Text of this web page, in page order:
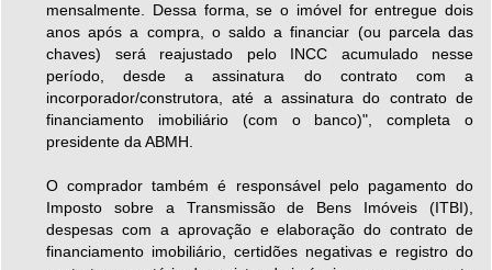
mensalmente. Dessa forma, se o imóvel for entregue dois
anos após a compra, o saldo a financiar (ou parcela das
chaves) será reajustado pelo INCC acumulado nesse
período, desde a assinatura do contrato com a
incorporador/construtora, até a assinatura do contrato de
financiamento imobiliário (com o banco)", completa o
presidente da ABMH.
O comprador também é responsável pelo pagamento do
Imposto sobre a Transmissão de Bens Imóveis (ITBI),
despesas com a aprovação e elaboração do contrato de
financiamento imobiliário, certidões negativas e registro do